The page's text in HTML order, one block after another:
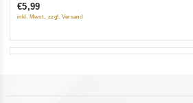
5
€5,99
inkl. Mwst., zzgl. Versand